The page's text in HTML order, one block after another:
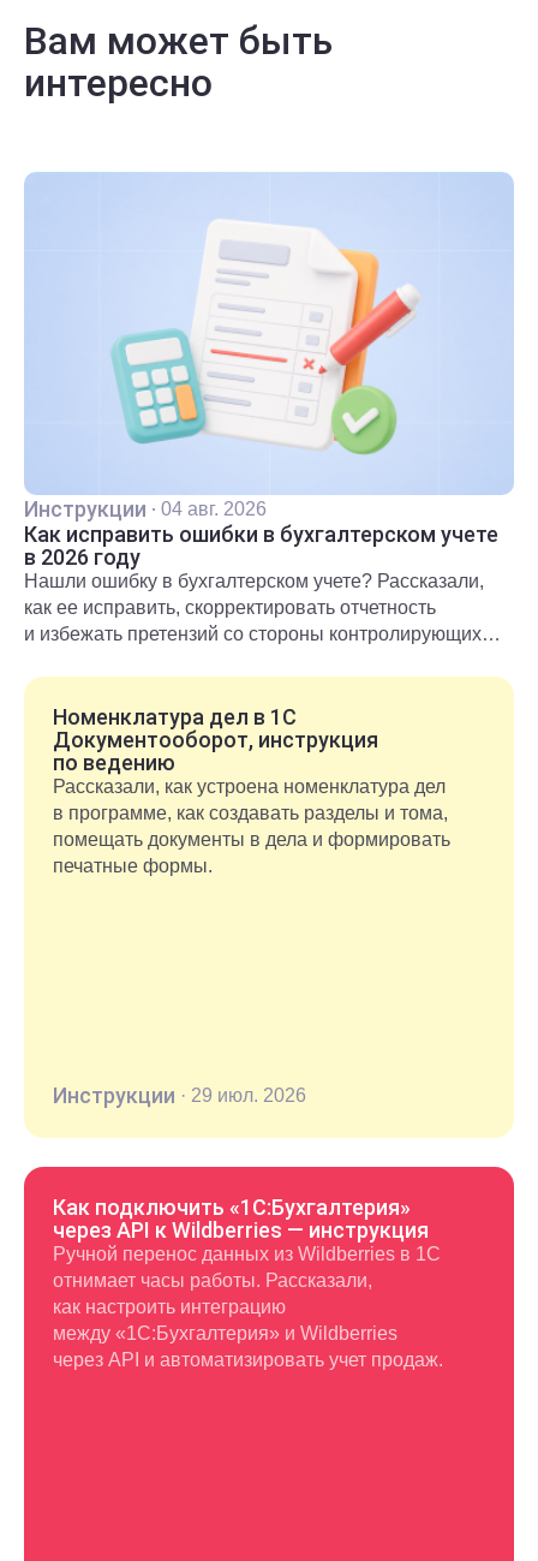
Вам может быть
интересно
Инструкции · 04 авг. 2026
Как исправить ошибки в бухгалтерском учете
в 2026 году
Нашли ошибку в бухгалтерском учете? Рассказали,
как ее исправить, скорректировать отчетность
и избежать претензий со стороны контролирующих
Номенклатура дел в 1С
Документооборот, инструкция
по ведению
Рассказали, как устроена номенклатура дел
в программе, как создавать разделы и тома,
помещать документы в дела и формировать
печатные формы.
Инструкции · 29 июл. 2026
Как подключить «1С:Бухгалтерия»
через API к Wildberries — инструкция
Ручной перенос данных из Wildberries в 1С
отнимает часы работы. Рассказали,
как настроить интеграцию
между «1С:Бухгалтерия» и Wildberries
через API и автоматизировать учет продаж.